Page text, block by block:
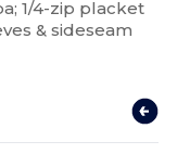
1/4-zip placket
& sideseam